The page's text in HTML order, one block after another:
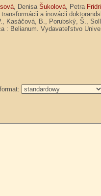
, DenisaŠukolová, Petra
a inovácii
Kasáčová, B., Porubský, Š.,
: Belianum. Vydavatel'stvo